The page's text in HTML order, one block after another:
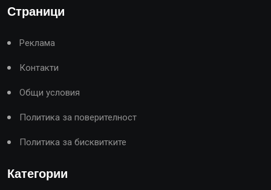
Страници
Реклама
Контакти
Общи условия
Политика за поверителност
Политика за бисквитките
Категории